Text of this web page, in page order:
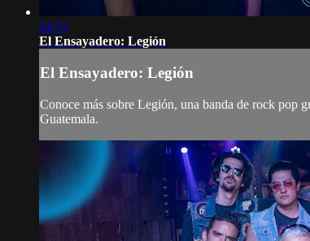
24:53
El Ensayadero: Legión
El Ensayadero: Legión
Conoce más sobre Legión, una banda de rock pop
Guatemala.